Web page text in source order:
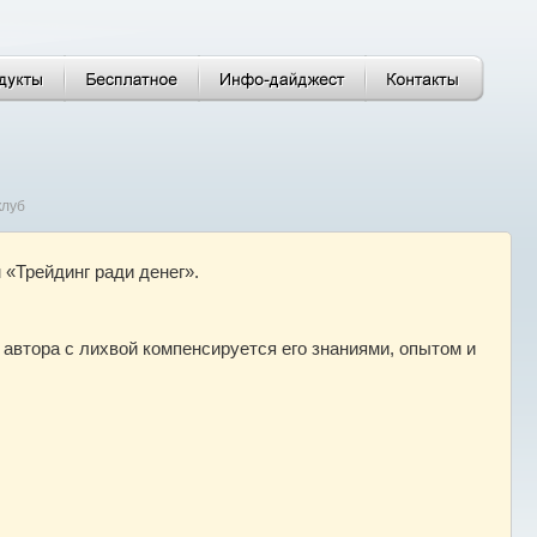
ради денег».
с лихвой компенсируется его знаниями, опытом и